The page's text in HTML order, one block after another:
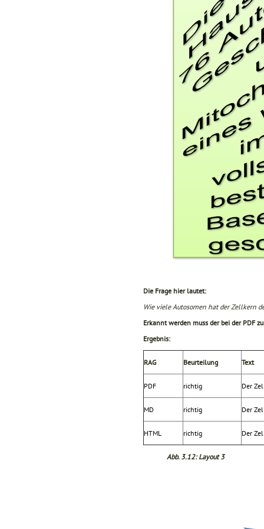
Die Frage hier lautet:
Wie viele Autosomen hat der Zellkern
Erkannt werden muss der bei der PDF
Ergebnis:
RAG Beurteilung Text
PDF richtig Der
MD richtig Der
HTML richtig Der
Abb. 3.12: Layout 3